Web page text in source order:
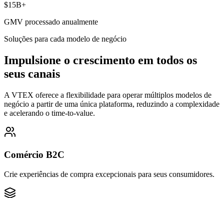
$15B+
GMV processado anualmente
Soluções para cada modelo de negócio
Impulsione o crescimento em todos os
seus canais
A VTEX oferece a flexibilidade para operar múltiplos modelos de
negócio a partir de uma única plataforma, reduzindo a complexidade
e acelerando o time-to-value.
Comércio B2C
Crie experiências de compra excepcionais para seus consumidores.